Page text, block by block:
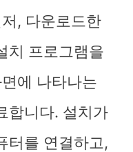
, 다운로드한
치 프로그램을
에 나타나는
합니다. 설치가
터를 연결하고,